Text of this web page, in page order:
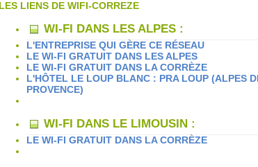
LES LIENS DE WIFI-CORREZE
WI-FI DANS LES ALPES :
L'ENTREPRISE QUI GÈRE CE RÉSEAU
LE WI-FI GRATUIT DANS LES ALPES
LE WI-FI GRATUIT DANS LA CORRÈZE
L'HÔTEL LE LOUP BLANC : PRA LOUP (ALPES
PROVENCE)
WI-FI DANS LE LIMOUSIN :
LE WI-FI GRATUIT DANS LA CORRÈZE